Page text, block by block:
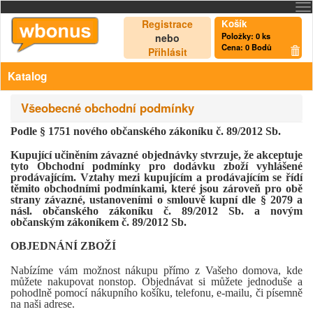
Košík
Položky:0ks
Cena:0 Bodů
Registrace
nebo
Přihlásit
Katalog
Všeobecné obchodní podmínky
Podle § 1751 nového občanského zákoníku č. 89/2012 Sb.
Kupující učiněním závazné objednávky stvrzuje, že akceptuje
tyto Obchodní podmínky pro dodávku zboží vyhlášené
prodávajícím. Vztahy mezi kupujícím a prodávajícím se řídí
těmito obchodními podmínkami, které jsou zároveň pro obě
strany závazné, ustanoveními o smlouvě kupní dle § 2079 a
násl. občanského zákoníku č. 89/2012 Sb. a novým
občanským zákoníkem č. 89/2012 Sb.
OBJEDNÁNÍ ZBOŽÍ
Nabízíme vám možnost nákupu přímo z Vašeho domova, kde
můžete nakupovat nonstop. Objednávat si můžete jednoduše a
pohodlně pomocí nákupního košíku, telefonu, e-mailu, či písemně
na naši adrese.